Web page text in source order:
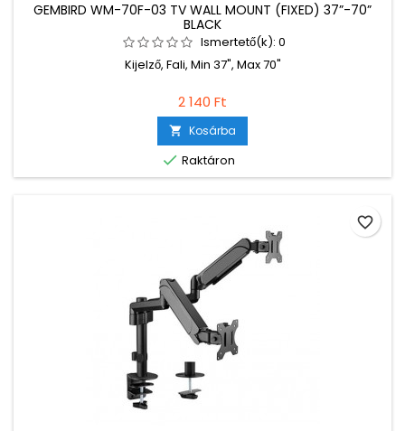
GEMBIRD WM-70F-03 TV WALL MOUNT (FIXED) 37”-70”
BLACK
Ismertető(k): 0
Kijelző, Fali, Min 37", Max 70"
2 140 Ft
 Kosárba
 Raktáron
favorite_border